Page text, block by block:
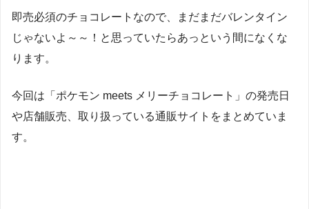
即売必須のチョコレートなので、まだまだバレンタイン
じゃないよ～～！と思っていたらあっという間になくな
ります。
今回は「ポケモン meets メリーチョコレート」の発売日
や店舗販売、取り扱っている通販サイトをまとめていま
す。